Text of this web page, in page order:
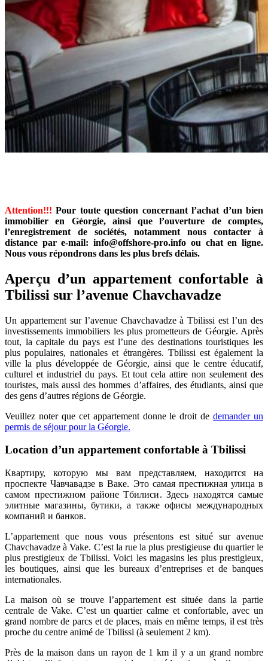
Attention!!! Pour toute question concernant l’achat d’un bien
immobilier en Géorgie, ainsi que l’ouverture de comptes,
l’enregistrement de sociétés, notamment nous contacter à
distance par e-mail: info@offshore-pro.info ou chat en ligne.
Nous vous répondrons dans les plus brefs délais.
Aperçu d’un appartement confortable à
Tbilissi sur l’avenue Chavchavadze
Un appartement sur l’avenue Chavchavadze à Tbilissi est l’un des
investissements immobiliers les plus prometteurs de Géorgie. Après
tout, la capitale du pays est l’une des destinations touristiques les
plus populaires, nationales et étrangères. Tbilissi est également la
ville la plus développée de Géorgie, ainsi que le centre éducatif,
culturel et industriel du pays. Et tout cela attire non seulement des
touristes, mais aussi des hommes d’affaires, des étudiants, ainsi que
des gens d’autres régions de Géorgie.
Veuillez noter que cet appartement donne le droit dedemander un
permis de séjour pour la Géorgie.
Location d’un appartement confortable à Tbilissi
Квартиру, которую мы вам представляем, находится на
проспекте Чавчавадзе в Ваке. Это самая престижная улица в
самом престижном районе Тбилиси. Здесь находятся самые
элитные магазины, бутики, а также офисы международных
компаний и банков.
L’appartement que nous vous présentons est situé sur avenue
Chavchavadze à Vake. C’est la rue la plus prestigieuse du quartier le
plus prestigieux de Tbilissi. Voici les magasins les plus prestigieux,
les boutiques, ainsi que les bureaux d’entreprises et de banques
internationales.
La maison où se trouve l’appartement est située dans la partie
centrale de Vake. C’est un quartier calme et confortable, avec un
grand nombre de parcs et de places, mais en même temps, il est très
proche du centre animé de Tbilissi (à seulement 2 km).
Près de la maison dans un rayon de 1 km il y a un grand nombre